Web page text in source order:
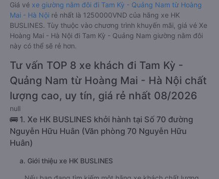
Giá vé xe giường nằm đôi đi Tam Kỳ - Quảng Nam từ Hoàng
Mai - Hà Nội rẻ nhất là 1250000VND của hãng xe HK
BUSLINES. Tùy thuộc vào chương trình khuyến mãi, giá vé Xe
Hoàng Mai - Hà Nội đi Tam Kỳ - Quảng Nam giường nằm đôi
này có thể sẽ rẻ hơn.
Tư vấn TOP 8 xe khách đi Tam Kỳ -
Quảng Nam từ Hoàng Mai - Hà Nội chất
lượng cao, uy tín, giá rẻ nhất 08/2026
null
🚌 1. Xe HK BUSLINES khởi hành tại Số 70 đường
Nguyễn Hữu Huân (Văn phòng 70 Nguyễn Hữu
Huân)
a. Giới thiệu xe HK BUSLINES